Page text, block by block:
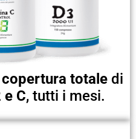
copertura totale di
C, tutti i mesi.